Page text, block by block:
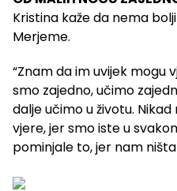
Kristina kaže da nema
Merjeme.
“Znam da im uvijek mogu
smo zajedno, učimo
dalje učimo u životu.
vjere, jer smo iste u
pominjale to, jer nam